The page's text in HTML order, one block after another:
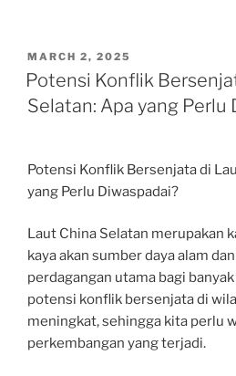
POSTED
ON
MARCH 2, 2025
Potensi Konflik
Selatan: Apa yang Perlu
Potensi Konflik Bersenjata di
yang Perlu Diwaspadai?
Laut China Selatan merupakan
kaya akan sumber daya alam
perdagangan utama bagi
potensi konflik bersenjata di
meningkat, sehingga kita perlu
perkembangan yang terjadi.